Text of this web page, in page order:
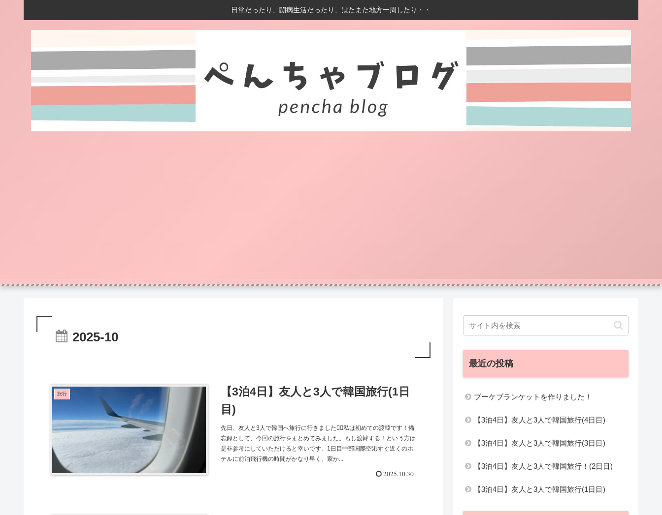
日常だったり、闘病生活だったり、はたまた地方一周したり・・
2025-10
旅行
【3泊4日】友人と3人で韓国旅行(1日
目)
先日、友人と3人で韓国へ旅行に行きました私は初めての渡韓です！備
忘録として、今回の旅行をまとめてみました。もし渡韓する！という方は
是非参考にしていただけると幸いです。1日目中部国際空港すぐ近くのホ
テルに前泊飛行機の時間がかなり早く、家か...
2025.10.30
最近の投稿
ブーケブランケットを作りました！
【3泊4日】友人と3人で韓国旅行(4日目)
【3泊4日】友人と3人で韓国旅行(3日目)
【3泊4日】友人と3人で韓国旅行！(2日目)
【3泊4日】友人と3人で韓国旅行(1日目)